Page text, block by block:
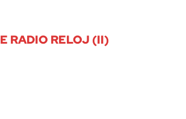
RADIO RELOJ (II)